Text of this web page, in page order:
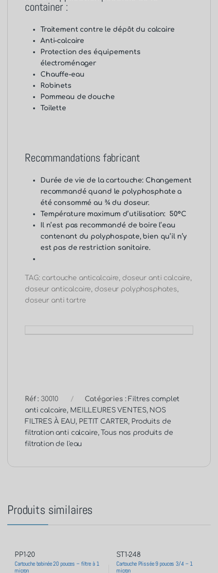
container :
Traitement contre le dépôt du calcaire
Anti-calcaire
Protection des équipements
électroménager
Chauffe-eau
Robinets
Pommeau de douche
Toilette
Recommandations fabricant
Durée de vie de la cartouche: Changement
recommandé quand le polyphosphate a
été consommé au ¾ du doseur.
Température maximum d’utilisation: 50°C
Il n’est pas recommandé de boire l’eau
contenant du polyphospate, bien qu’il n’y
est pas de restriction sanitaire.
TAG: cartouche anticalcaire, doseur anti calcaire,
doseur anticalcaire, doseur polyphosphates,
doseur anti tartre
Réf : 30010 Catégories : Filtres complet
anti calcaire, MEILLEURES VENTES, NOS
FILTRES À EAU, PETIT CARTER, Produits de
filtration anti calcaire, Tous nos produits de
filtration de l'eau
Produits similaires
PP1-20
Cartouche bobinée 20 pouces – filtre à 1
micron
ST1-248
Cartouche Plissée 9 pouces 3/4 – 1
micron